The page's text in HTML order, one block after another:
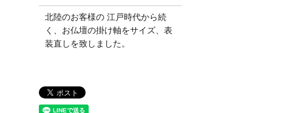
北陸のお客様の 江戸時代から続
く、お仏壇の掛け軸をサイズ、表
装直しを致しました。